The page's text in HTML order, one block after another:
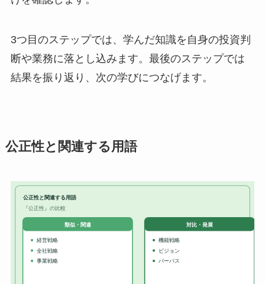
3つ目のステップでは、学んだ知識を自身の投資判
断や業務に落とし込みます。最後のステップでは
結果を振り返り、次の学びにつなげます。
公正性と関連する用語
公正性と関連する用語
『公正性』の比較
類似・関連
経営戦略
全社戦略
事業戦略
対比・発展
機能戦略
ビジョン
パーパス